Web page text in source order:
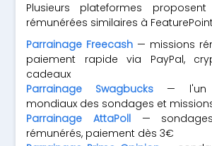
Plusieurs plateformes
rémunérées similaires à
Parrainage Freecash — missions
paiement rapide via PayPal,
cadeaux
Parrainage Swagbucks — l'un
mondiaux des sondages et
Parrainage AttaPoll —
rémunérés, paiement dès 3€